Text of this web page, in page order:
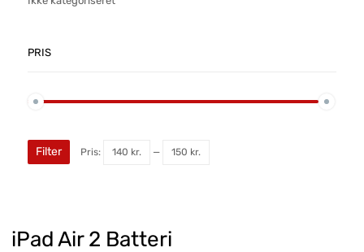
iPad Air 2 Batteri
PRIS
Filter Pris: 140 kr. — 150 kr.